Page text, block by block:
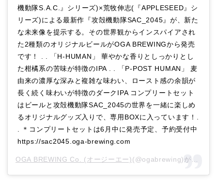
機動隊S.A.C.』シリーズ)×荒牧伸志(『APPLESEED』シ
リーズ)による最新作『攻殻機動隊SAC_2045』が、新た
な未来像を提示する。その世界観からインスパイアされ
た2種類のオリジナルビールがOGA BREWINGから発売
です！ . . 「H-HUMAN」 華やかな香りとしっかりとし
た柑橘系の苦味が特徴のIPA . . 「P-POST HUMAN」 麦
由来の濃厚な深みと複雑な味わい、ロースト感の余韻が
長く続く味わいが特徴のダークIPA コンプリートセット
はビールと攻殻機動隊SAC_2045の世界を一緒に楽しめ
るオリジナルグッズ入りで、専用BOXに入っています！.
. ＊コンプリートセットは6月中に発売予定、予約受付中
https://sac2045.oga-brewing.com
OGA BREWING Co. (オージーエー)(@ogabrewing)がシェアした投稿 –